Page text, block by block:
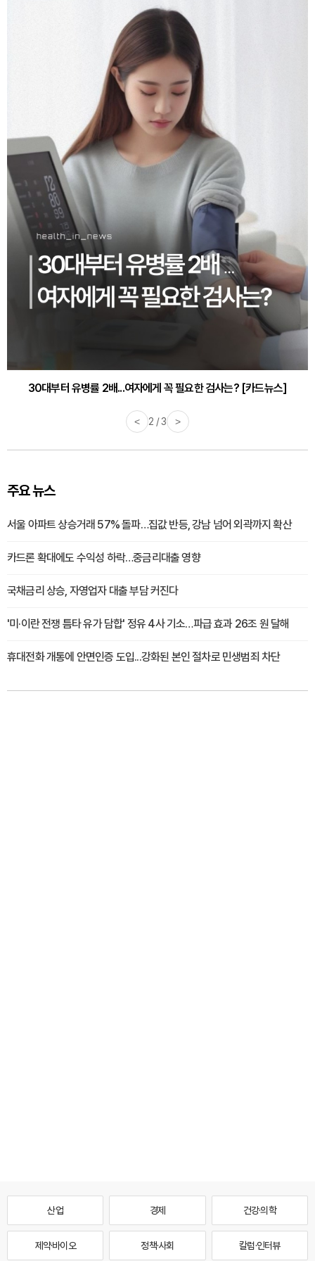
30대부터 유병률 2배...여자에게 꼭 필요한 검사는? [카드뉴스]
< 2 / 3 >
주요 뉴스
서울 아파트 상승거래 57% 돌파…집값 반등, 강남 넘어 외곽까지 확산
카드론 확대에도 수익성 하락…중금리대출 영향
국채금리 상승, 자영업자 대출 부담 커진다
'미·이란 전쟁 틈타 유가 담합' 정유 4사 기소…파급 효과 26조 원 달해
휴대전화 개통에 안면인증 도입...강화된 본인 절차로 민생범죄 차단
산업 경제 건강·의학
제약·바이오 정책·사회 칼럼·인터뷰